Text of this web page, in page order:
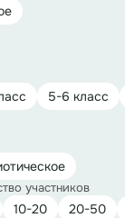
5-6 класс
участников
10-20 20-50